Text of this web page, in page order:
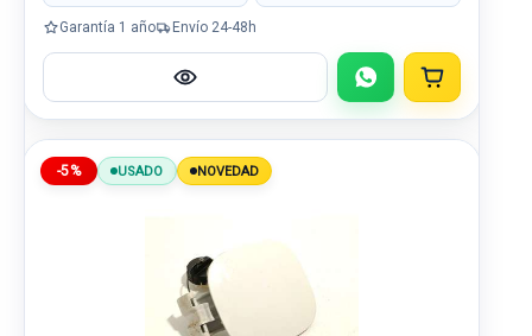
Garantía 1 año Envío 24-48h
-5% USADO NOVEDAD